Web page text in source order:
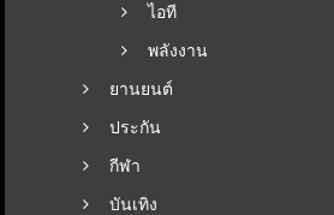
ไอที
พลังงาน
ยานยนต์
ประกัน
กีฬา
บันเทิง